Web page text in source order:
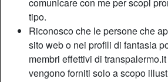
tipo.
Riconosco che le persone che
sito web o nei profili di fantasia
membri effettivi di
vengono forniti solo a scopo
Depilata:
Fumatrice:
Descrizione